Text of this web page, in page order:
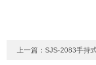
上一篇： SJS-2083手持